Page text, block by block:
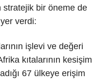
stratejik bir öneme de
verdi:
işlevi ve değeri
kıtalarının kesişim
67 ülkeye erişim